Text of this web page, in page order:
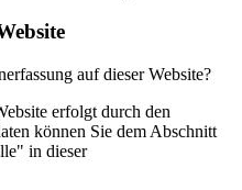
auf dieser Website?
erfolgt durch den
können Sie dem Abschnitt
in dieser